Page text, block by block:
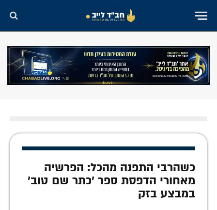
כשהרבי התפנה מהכל: הפרשיה
מאחורי הדפסת ספר 'כתר שם טוב'
במבצע בזק